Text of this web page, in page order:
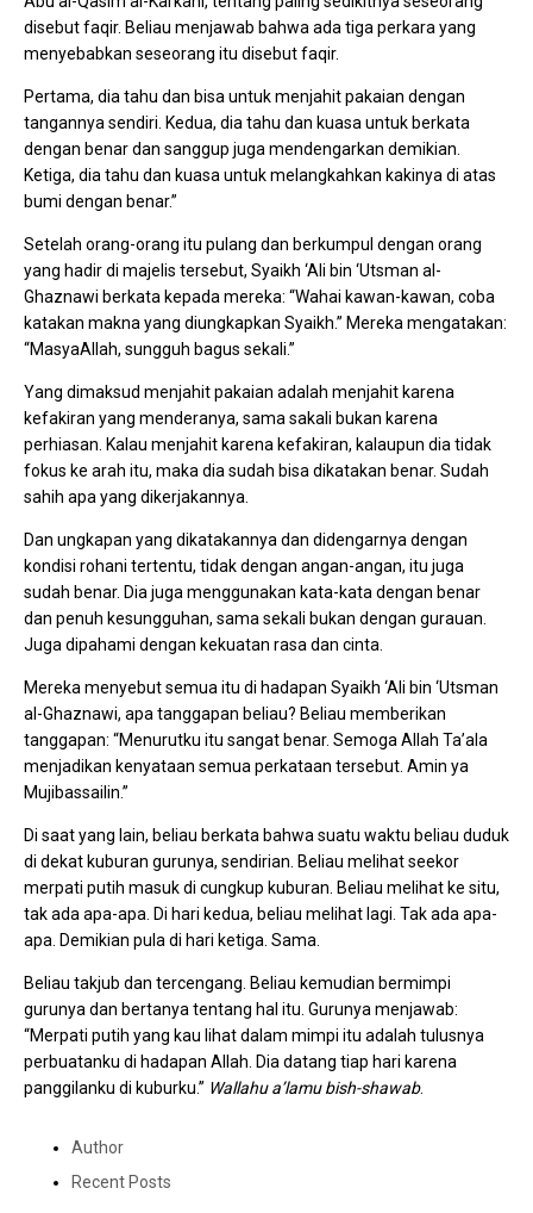
disebut faqir. Beliau menjawab bahwa ada tiga perkara yang
menyebabkan seseorang itu disebut faqir.
Pertama, dia tahu dan bisa untuk menjahit pakaian dengan
tangannya sendiri. Kedua, dia tahu dan kuasa untuk berkata
dengan benar dan sanggup juga mendengarkan demikian.
Ketiga, dia tahu dan kuasa untuk melangkahkan kakinya di atas
bumi dengan benar.”
Setelah orang-orang itu pulang dan berkumpul dengan orang
yang hadir di majelis tersebut, Syaikh ‘Ali bin ‘Utsman al-
Ghaznawi berkata kepada mereka: “Wahai kawan-kawan, coba
katakan makna yang diungkapkan Syaikh.” Mereka mengatakan:
“MasyaAllah, sungguh bagus sekali.”
Yang dimaksud menjahit pakaian adalah menjahit karena
kefakiran yang menderanya, sama sakali bukan karena
perhiasan. Kalau menjahit karena kefakiran, kalaupun dia tidak
fokus ke arah itu, maka dia sudah bisa dikatakan benar. Sudah
sahih apa yang dikerjakannya.
Dan ungkapan yang dikatakannya dan didengarnya dengan
kondisi rohani tertentu, tidak dengan angan-angan, itu juga
sudah benar. Dia juga menggunakan kata-kata dengan benar
dan penuh kesungguhan, sama sekali bukan dengan gurauan.
Juga dipahami dengan kekuatan rasa dan cinta.
Mereka menyebut semua itu di hadapan Syaikh ‘Ali bin ‘Utsman
al-Ghaznawi, apa tanggapan beliau? Beliau memberikan
tanggapan: “Menurutku itu sangat benar. Semoga Allah Ta’ala
menjadikan kenyataan semua perkataan tersebut. Amin ya
Mujibassailin.”
Di saat yang lain, beliau berkata bahwa suatu waktu beliau duduk
di dekat kuburan gurunya, sendirian. Beliau melihat seekor
merpati putih masuk di cungkup kuburan. Beliau melihat ke situ,
tak ada apa-apa. Di hari kedua, beliau melihat lagi. Tak ada apa-
apa. Demikian pula di hari ketiga. Sama.
Beliau takjub dan tercengang. Beliau kemudian bermimpi
gurunya dan bertanya tentang hal itu. Gurunya menjawab:
“Merpati putih yang kau lihat dalam mimpi itu adalah tulusnya
perbuatanku di hadapan Allah. Dia datang tiap hari karena
panggilanku di kuburku.” Wallahu a’lamu bish-shawab.
Author
Recent Posts